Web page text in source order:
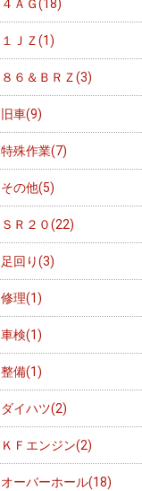
４ＡＧ(18)
１ＪＺ(1)
８６＆ＢＲＺ(3)
旧車(9)
特殊作業(7)
その他(5)
ＳＲ２０(22)
足回り(3)
修理(1)
車検(1)
整備(1)
ダイハツ(2)
ＫＦエンジン(2)
オーバーホール(18)